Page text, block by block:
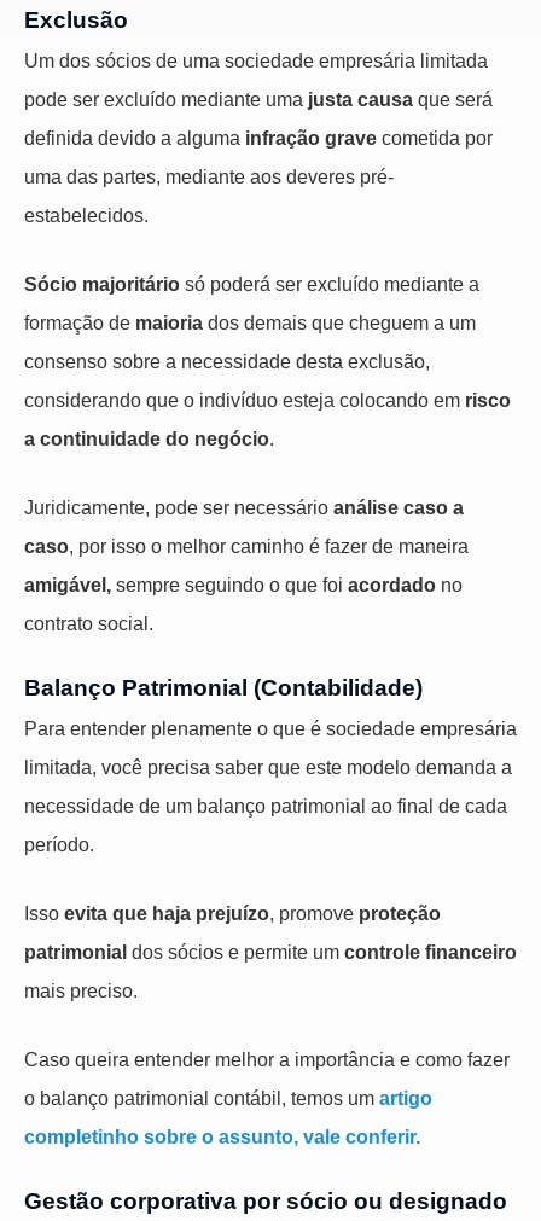
Exclusão
Um dos sócios de uma sociedade empresária limitada
pode ser excluído mediante uma justa causa que será
definida devido a alguma infração grave cometida por
uma das partes, mediante aos deveres pré-
estabelecidos.
Sócio majoritário só poderá ser excluído mediante a
formação de maioria dos demais que cheguem a um
consenso sobre a necessidade desta exclusão,
considerando que o indivíduo esteja colocando em risco
a continuidade do negócio.
Juridicamente, pode ser necessário análise caso a
caso, por isso o melhor caminho é fazer de maneira
amigável, sempre seguindo o que foi acordado no
contrato social.
Balanço Patrimonial (Contabilidade)
Para entender plenamente o que é sociedade empresária
limitada, você precisa saber que este modelo demanda a
necessidade de um balanço patrimonial ao final de cada
período.
Isso evita que haja prejuízo, promove proteção
patrimonial dos sócios e permite um controle financeiro
mais preciso.
Caso queira entender melhor a importância e como fazer
o balanço patrimonial contábil, temos um artigo
completinho sobre o assunto, vale conferir.
Gestão corporativa por sócio ou designado